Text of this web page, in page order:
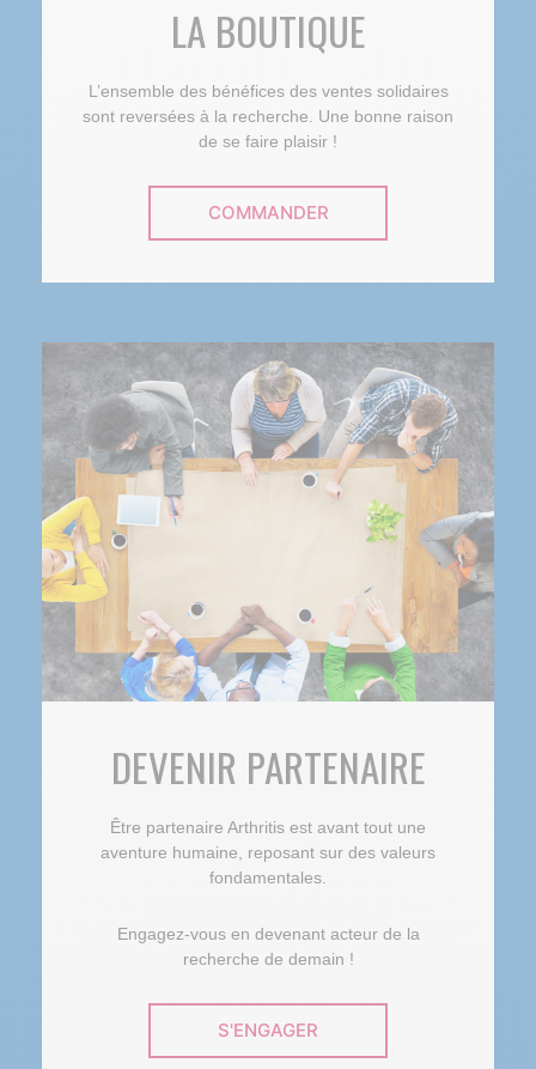
LA BOUTIQUE
L’ensemble des bénéfices des ventes solidaires
sont reversées à la recherche. Une bonne raison
de se faire plaisir !
COMMANDER
DEVENIR PARTENAIRE
Être partenaire Arthritis est avant tout une
aventure humaine, reposant sur des valeurs
fondamentales.
Engagez-vous en devenant acteur de la
recherche de demain !
S'ENGAGER